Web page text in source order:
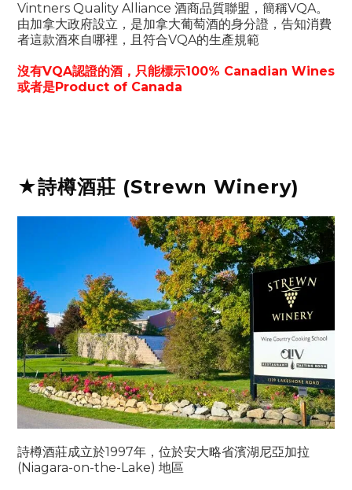
Vintners Quality Alliance 酒商品質聯盟，簡稱VQA。
由加拿大政府設立，是加拿大葡萄酒的身分證，告知消費
者這款酒來自哪裡，且符合VQA的生產規範
沒有VQA認證的酒，只能標示100% Canadian Wines
或者是Product of Canada
★詩樽酒莊 (Strewn Winery)
詩樽酒莊成立於1997年，位於安大略省濱湖尼亞加拉
(Niagara-on-the-Lake) 地區